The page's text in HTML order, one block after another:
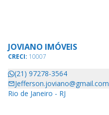
JOVIANO IMÓVEIS
CRECI: 10007
(21) 97278-3564
Jefferson.joviano@gmail.com
Rio de Janeiro - RJ